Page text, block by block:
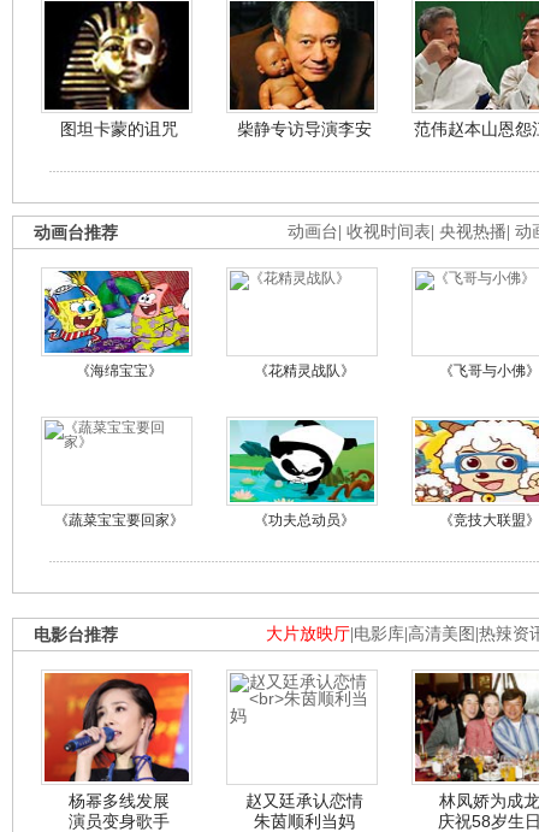
图坦卡蒙的诅咒 柴静专访导演李安 范伟赵本山恩怨
动画台 收视时间表 央视热播 动
动画台推荐
《海绵宝宝》 《花精灵战队》 《飞哥与小佛》
《蔬菜宝宝要回家》 《功夫总动员》 《竞技大联盟》
大片放映厅 电影库 高清美图 热辣资
电影台推荐
杨幂多线发展
演员变身歌手
赵又廷承认恋情
朱茵顺利当妈
林凤娇为成龙
庆祝58岁生